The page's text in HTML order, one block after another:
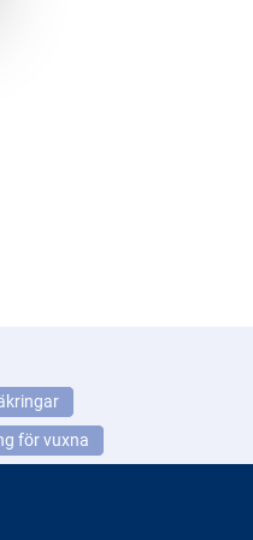
för vuxna